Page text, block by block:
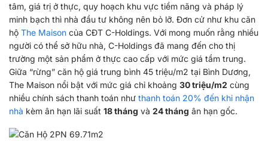
tâm, giá trị ở thực, quy hoạch khu vực tiềm năng và pháp lý
minh bạch thì nhà đầu tư không nên bỏ lỡ. Đơn cử như khu căn
hộ The Maison của CĐT C-Holdings. Với mong muốn rằng nhiều
người có thể sở hữu nhà, C-Holdings đã mang đến cho thị
trường một sản phẩm ở thực cao cấp với mức giá tầm trung.
Giữa “rừng” căn hộ giá trung bình 45 triệu/m2 tại Bình Dương,
The Maison nổi bật với mức giá chỉ khoảng 30 triệu/m2 cùng
nhiều chính sách thanh toán như thanh toán 20% đến khi nhận
nhà kèm ân hạn lãi suất 18 tháng và 24 tháng ân hạn gốc.